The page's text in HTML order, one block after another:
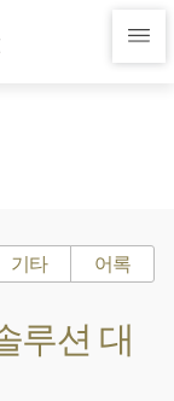
기타 어록
루션 대